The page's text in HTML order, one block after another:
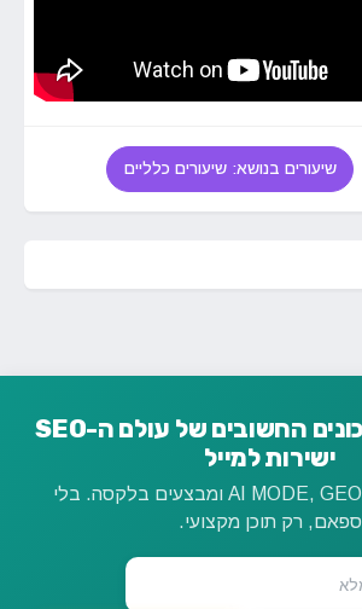
שיעורים בנושא: שיעורים כלליים
קבלו את העדכונים החשובים של עולם ה-SEO
ישירות למייל
חידושים בגוגל, AI MODE, GEO ומבצעים בלקסה. בלי
ספאם, רק תוכן מקצועי.